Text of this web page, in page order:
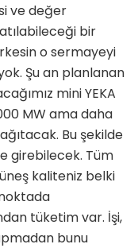
ve değer
bir
o sermayeyi
Şu an planlanan
mini YEKA
MW ama daha
Bu şekilde
girebilecek. Tüm
kaliteniz belki
tüketim var. İşi,
bunu